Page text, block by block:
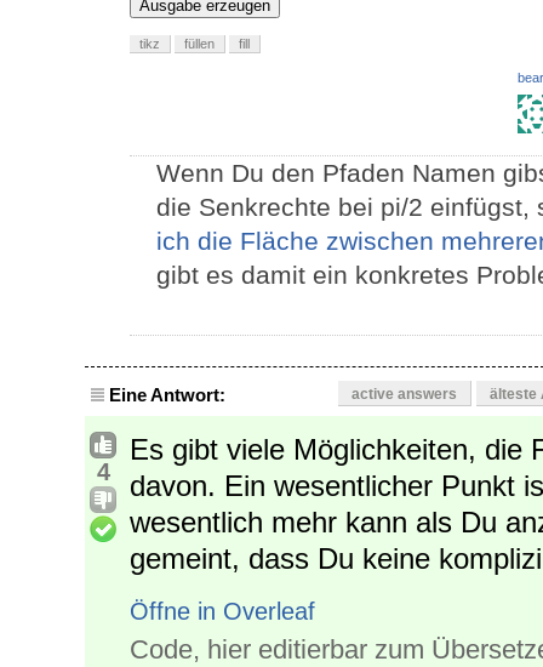
Ausgabe erzeugen
tikz füllen fill
Wenn Du den Pfaden Namen
die Senkrechte bei pi/2 einfügst,
ich die Fläche zwischen
gibt es damit ein konkretes
Eine Antwort: active answers älteste
4
Es gibt viele Möglichkeiten, die
davon. Ein wesentlicher Punkt
wesentlich mehr kann als Du
gemeint, dass Du keine
Öffne in Overleaf
Code, hier editierbar zum